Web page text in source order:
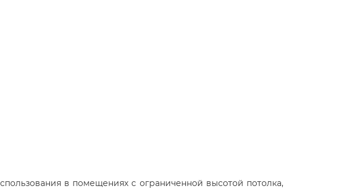
в помещениях с ограниченной высотой потолка,